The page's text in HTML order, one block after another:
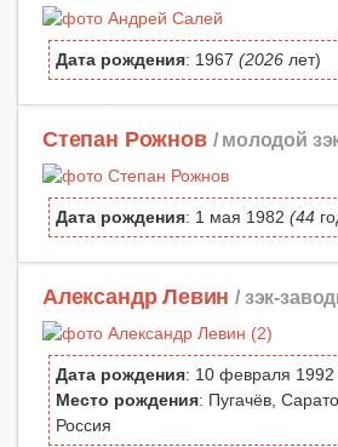
Дата рождения: 1967 (2026 лет)
Степан Рожнов / молодой
Дата рождения: 1 мая 1982 (44
Александр Левин / зэк-
Дата рождения: 10 февраля 1992
Место рождения: Пугачёв,
Россия